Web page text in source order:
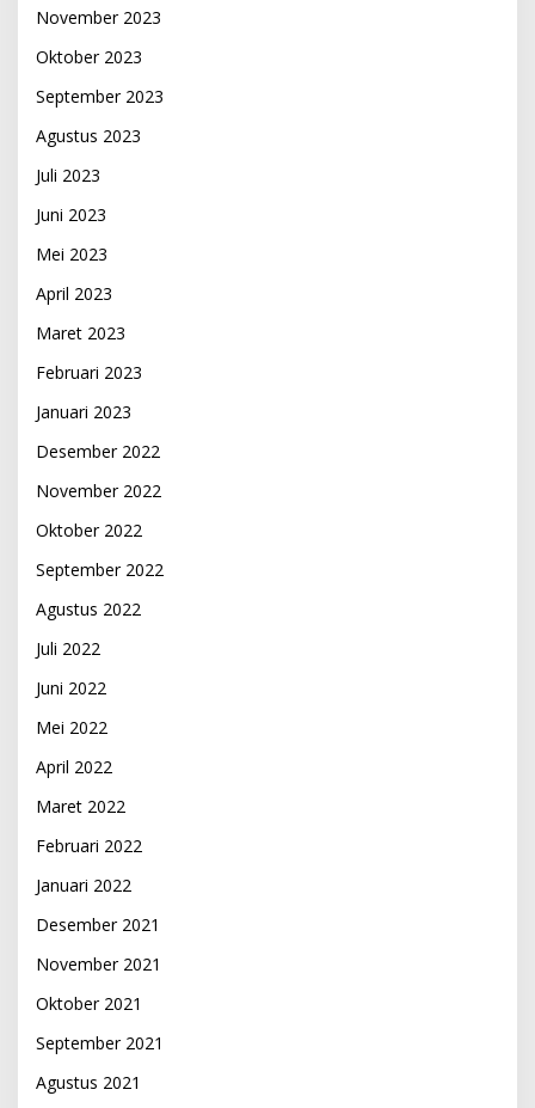
November 2023
Oktober 2023
September 2023
Agustus 2023
Juli 2023
Juni 2023
Mei 2023
April 2023
Maret 2023
Februari 2023
Januari 2023
Desember 2022
November 2022
Oktober 2022
September 2022
Agustus 2022
Juli 2022
Juni 2022
Mei 2022
April 2022
Maret 2022
Februari 2022
Januari 2022
Desember 2021
November 2021
Oktober 2021
September 2021
Agustus 2021